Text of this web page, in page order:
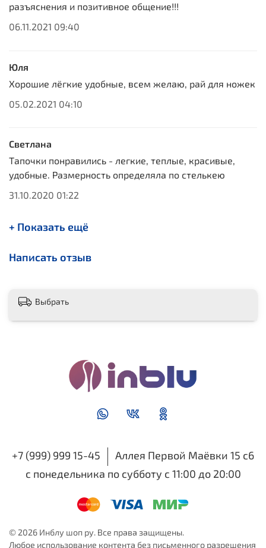
разъяснения и позитивное общение!!!
06.11.2021 09:40
Юля
Хорошие лёгкие удобные, всем желаю, рай для ножек
05.02.2021 04:10
Светлана
Тапочки понравились - легкие, теплые, красивые,
удобные. Размерность определяла по стелькею
31.10.2020 01:22
+ Показать ещё
Написать отзыв
Выбрать
+7 (999) 999 15-45
Аллея Первой Маёвки 15 с6
с понедельника по субботу с 11:00 до 20:00
© 2026 Инблу шоп ру. Все права защищены.
Любое использование контента без письменного разрешения